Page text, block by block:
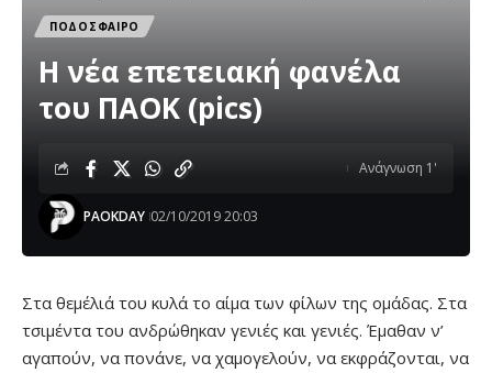
ΠΟΔΟΣΦΑΙΡΟ
Η νέα επετειακή φανέλα
του ΠΑΟΚ (pics)
PAOKDAY 02/10/2019 20:03
Ανάγνωση 1'
Στα θεμέλιά του κυλά το αίμα των φίλων της ομάδας. Στα
τσιμέντα του ανδρώθηκαν γενιές και γενιές. Έμαθαν ν’
αγαπούν, να πονάνε, να χαμογελούν, να εκφράζονται, να